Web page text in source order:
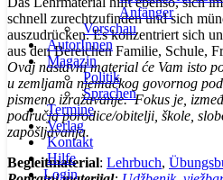
Anfänger
Vorschau
AutorInnen
Magazin
Politik
Sprachen
Termine
Verlag
Kontakt
Hilfe
Login
schnell zurechtzufinden und sich
auszudrücken. Es konzentriert sich
aus den Bereichen Familie, Schule,
Ovaj nastavni material će Vam isto
u zemljama njemačkog govornog
pismeno izražavanje. Fokus je,
područja porodice/obitelji, škole,
zapošljavanja.
Begleitmaterial: Lehrbuch,